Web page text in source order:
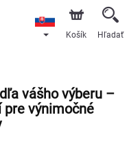
Košík Hľadať
vášho výberu –
pre výnimočné